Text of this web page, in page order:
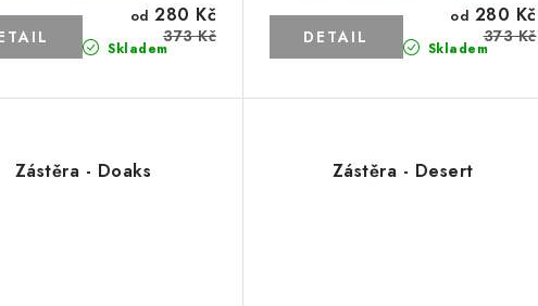
Skladem
od 280 Kč
373 Kč
Skladem
od 280 Kč
373 Kč
Zástěra - Doaks Zástěra - Desert